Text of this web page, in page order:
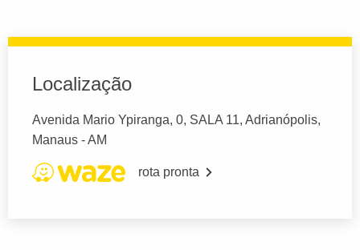
Localização
Avenida Mario Ypiranga, 0, SALA 11, Adrianópolis,
Manaus - AM
rota pronta